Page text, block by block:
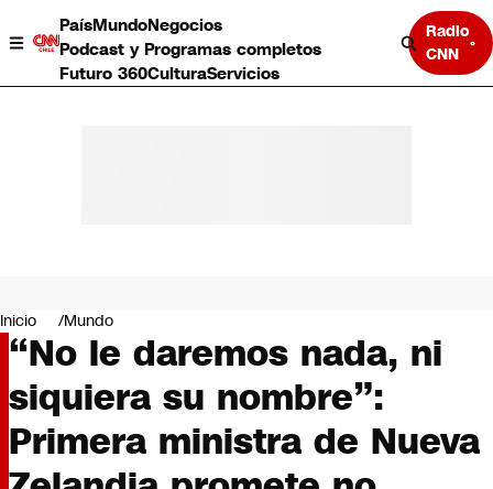
PaísMundoNegocios
Podcast y Programas completos
Futuro 360CulturaServicios
Radio
CNN
Negocios
Deportes
Programas completos
Cultura
Servicios
Bits
Inicio Mundo
“No le daremos nada, ni
siquiera su nombre”:
Primera ministra de Nueva